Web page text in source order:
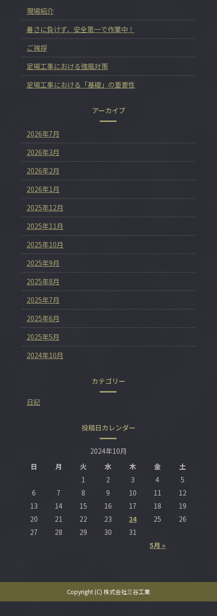
現場紹介
暑さに負けず、安全第一で作業中！
ご挨拶
足場工事における強風対策
足場工事における「基礎」の重要性
アーカイブ
2026年7月
2026年3月
2026年2月
2026年1月
2025年12月
2025年11月
2025年10月
2025年9月
2025年8月
2025年7月
2025年6月
2025年5月
2024年10月
カテゴリー
日記
投稿日カレンダー
2024年10月
日
月 火 水 木 金 土
5月 »
1 2 3 4
5
6
7 8 9 10 11
12
13
14 15 16 17 18
19
20
21 22 23 24 25
26
27
28 29 30 31
Copyright (C) 株式会社三谷工業